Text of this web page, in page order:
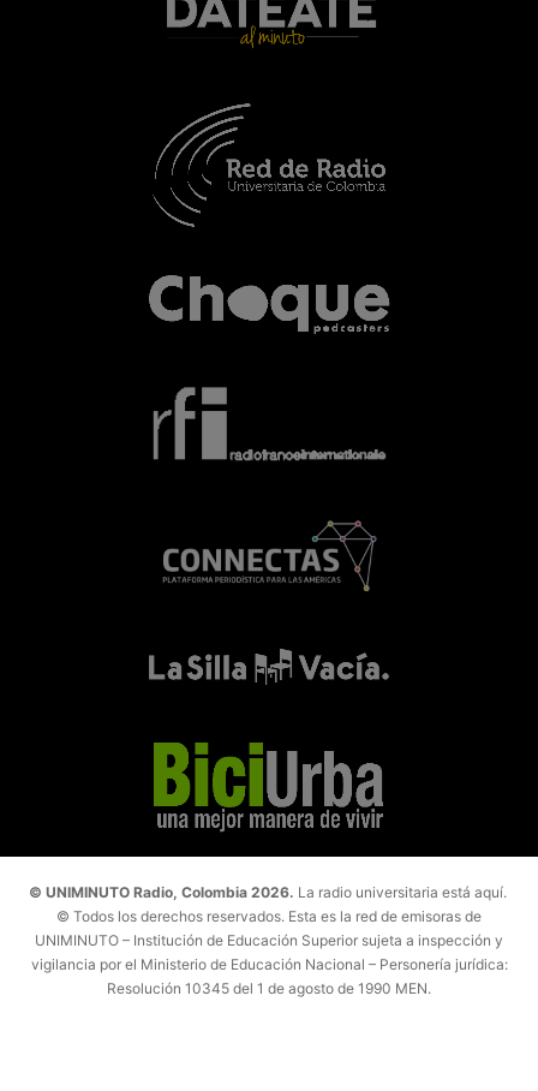
© UNIMINUTO Radio, Colombia 2026. La radio universitaria está aquí.
© Todos los derechos reservados. Esta es la red de emisoras de
UNIMINUTO – Institución de Educación Superior sujeta a inspección y
vigilancia por el Ministerio de Educación Nacional – Personería jurídica:
Resolución 10345 del 1 de agosto de 1990 MEN.